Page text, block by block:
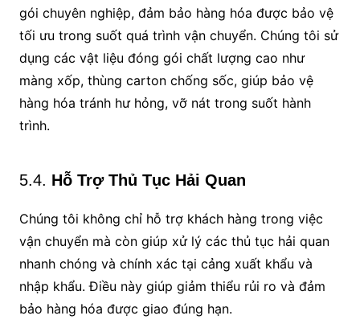
gói chuyên nghiệp, đảm bảo hàng hóa được bảo vệ
tối ưu trong suốt quá trình vận chuyển. Chúng tôi sử
dụng các vật liệu đóng gói chất lượng cao như
màng xốp, thùng carton chống sốc, giúp bảo vệ
hàng hóa tránh hư hỏng, vỡ nát trong suốt hành
trình.
5.4. Hỗ Trợ Thủ Tục Hải Quan
Chúng tôi không chỉ hỗ trợ khách hàng trong việc
vận chuyển mà còn giúp xử lý các thủ tục hải quan
nhanh chóng và chính xác tại cảng xuất khẩu và
nhập khẩu. Điều này giúp giảm thiểu rủi ro và đảm
bảo hàng hóa được giao đúng hạn.